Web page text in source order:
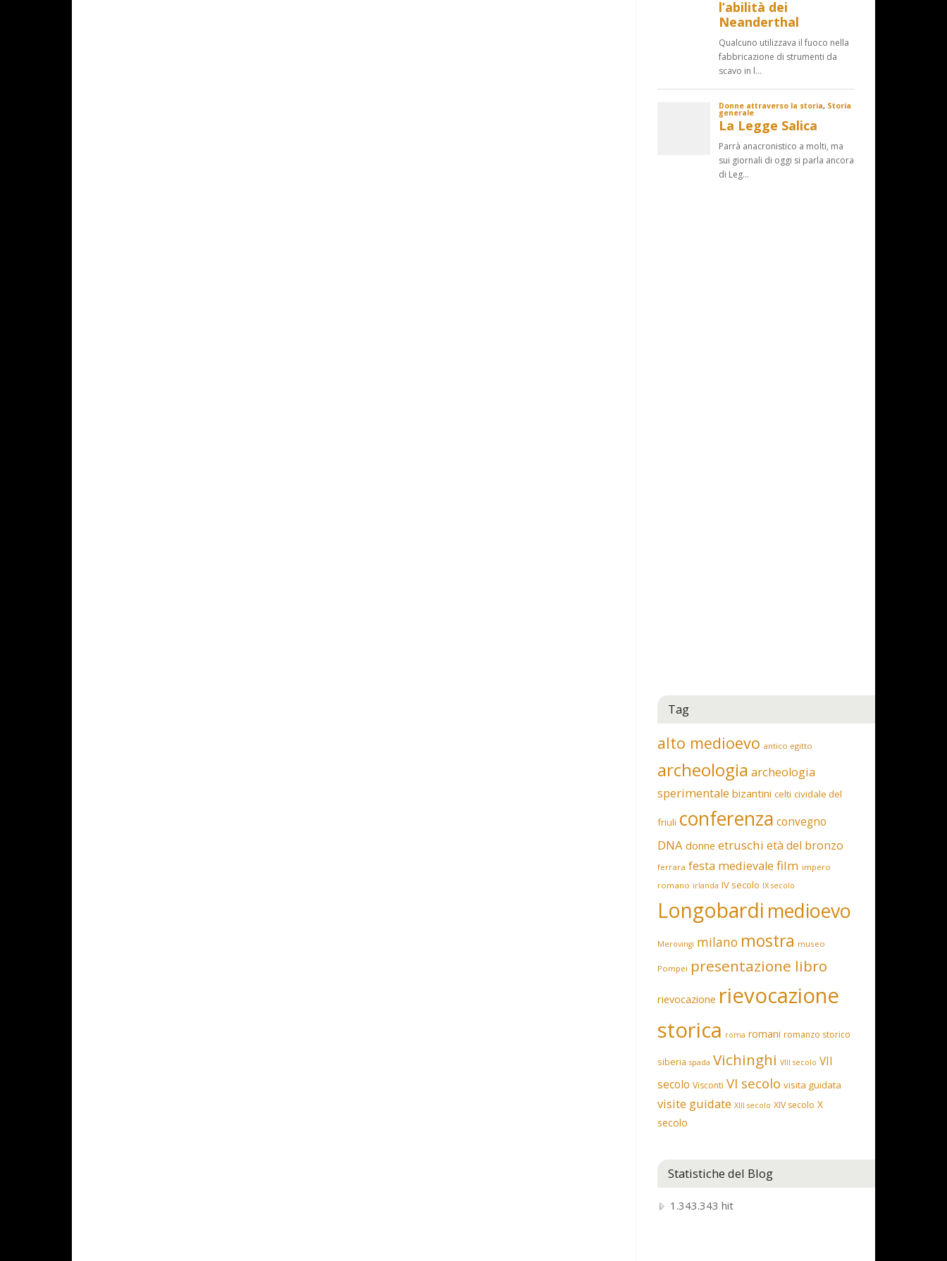
Tag
alto medioevo antico egitto
archeologia archeologia
sperimentale bizantini celti cividale del
friuli conferenza convegno
DNA donne etruschi età del bronzo
ferrara festa medievale film impero
romano irlanda IV secolo IX secolo
Longobardi medioevo
Merovingi milano mostra museo
Pompei presentazione libro
rievocazione rievocazione
storica roma romani romanzo storico
siberia spada Vichinghi VIII secolo VII
secolo Visconti VI secolo visita guidata
visite guidate XIII secolo XIV secolo X
secolo
Statistiche del Blog
1.343.343 hit